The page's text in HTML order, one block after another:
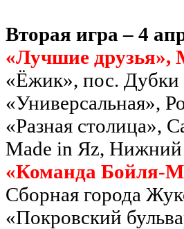
Вторая игра – 4
«Лучшие друзья»,
«Ёжик», пос. Дубки
«Универсальная»,
«Разная столица»,
Made in Яz, Нижний
«Команда Бойля-
Сборная города
«Покровский